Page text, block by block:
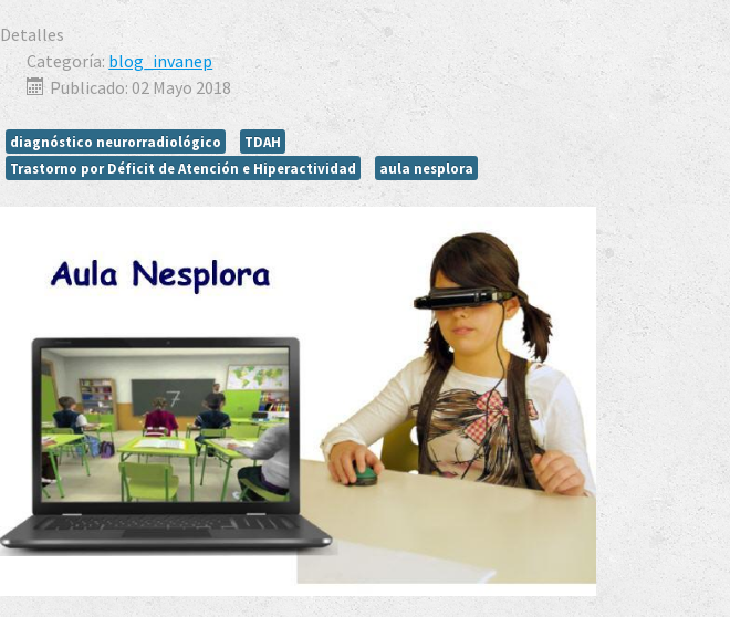
Detalles
Categoría: blog_invanep
Publicado: 02 Mayo 2018
diagnóstico neurorradiológico
TDAH
Trastorno por Déficit de Atención e Hiperactividad
aula nesplora